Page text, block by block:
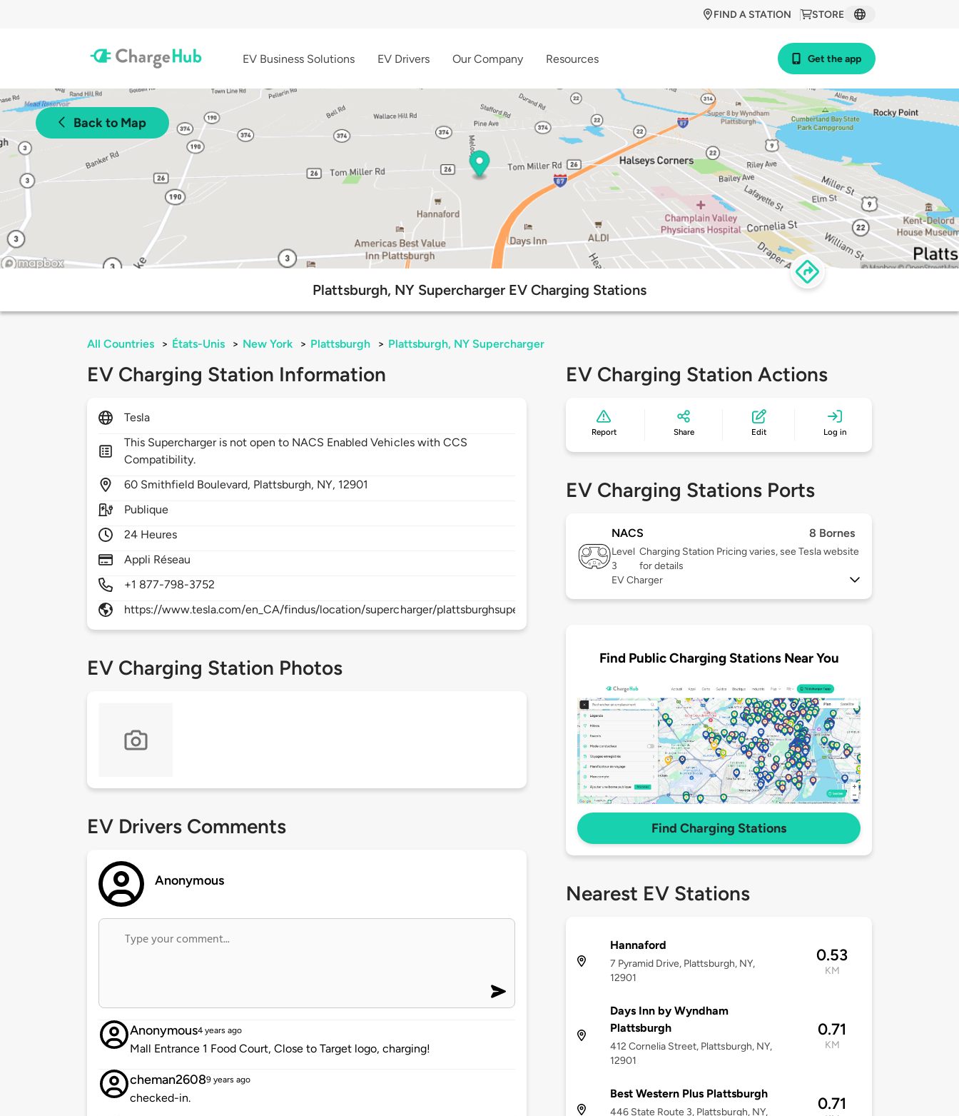
STORE
FIND A STATION
EV Business Solutions EV Drivers Our Company Resources Get the app
Back to Map
Plattsburgh, NY Supercharger EV Charging Stations
All Countries > États-Unis > New York > Plattsburgh > Plattsburgh, NY Supercharger
EV Charging Station Information
Tesla
This Supercharger is not open to NACS Enabled Vehicles with CCS
Compatibility.
60 Smithfield Boulevard, Plattsburgh, NY, 12901
Publique
24 Heures
Appli Réseau
+1 877-798-3752
https://www.tesla.com/en_CA/findus/location/supercharger/plattsburghsupercharger
EV Charging Station Photos
EV Drivers Comments
Anonymous
Anonymous4 years ago
Mall Entrance 1 Food Court, Close to Target logo, charging!
cheman26089 years ago
checked-in.
EV Charging Station Actions
Report Share Edit Log in
EV Charging Stations Ports
NACS 8 Bornes
Level
3
Charging Station Pricing varies, see Tesla website
for details
EV Charger
Find Public Charging Stations Near You
Find Charging Stations
Nearest EV Stations
Hannaford
7 Pyramid Drive, Plattsburgh, NY,
12901
0.53
KM
Days Inn by Wyndham
Plattsburgh
412 Cornelia Street, Plattsburgh, NY,
12901
0.71
KM
Best Western Plus Plattsburgh
446 State Route 3, Plattsburgh, NY,
0.71